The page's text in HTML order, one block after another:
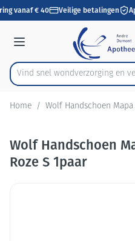
Ga naar de inhoud
1 van 1
vanaf € 40 Veilige betalingen
Menu
Product, merk, categorie...
Vind snel wondverzorgin
Home / Wolf Handschoen
Wolf Handschoen
Roze S 1paar